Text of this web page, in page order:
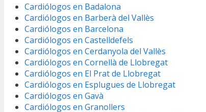
Cardiólogos en Badalona
Cardiólogos en Barberà del Vallès
Cardiólogos en Barcelona
Cardiólogos en Castelldefels
Cardiólogos en Cerdanyola del Vallès
Cardiólogos en Cornellà de Llobregat
Cardiólogos en El Prat de Llobregat
Cardiólogos en Esplugues de Llobregat
Cardiólogos en Gavà
Cardiólogos en Granollers